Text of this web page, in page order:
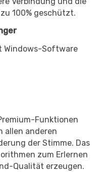
100% geschützt.
Windows-Software
Funktionen
allen anderen
der Stimme. Das
zum Erlernen
Qualität erzeugen.